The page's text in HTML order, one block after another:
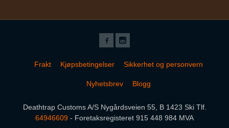
Frakt Kjøpsbetingelser Sikkerhet og personvern
Nyhetsbrev Blogg
Deathtrap Customs A/S Nygårdsveien 55, B 1423 Ski Tlf.
64946609 - Foretaksregisteret 915 448 984 MVA